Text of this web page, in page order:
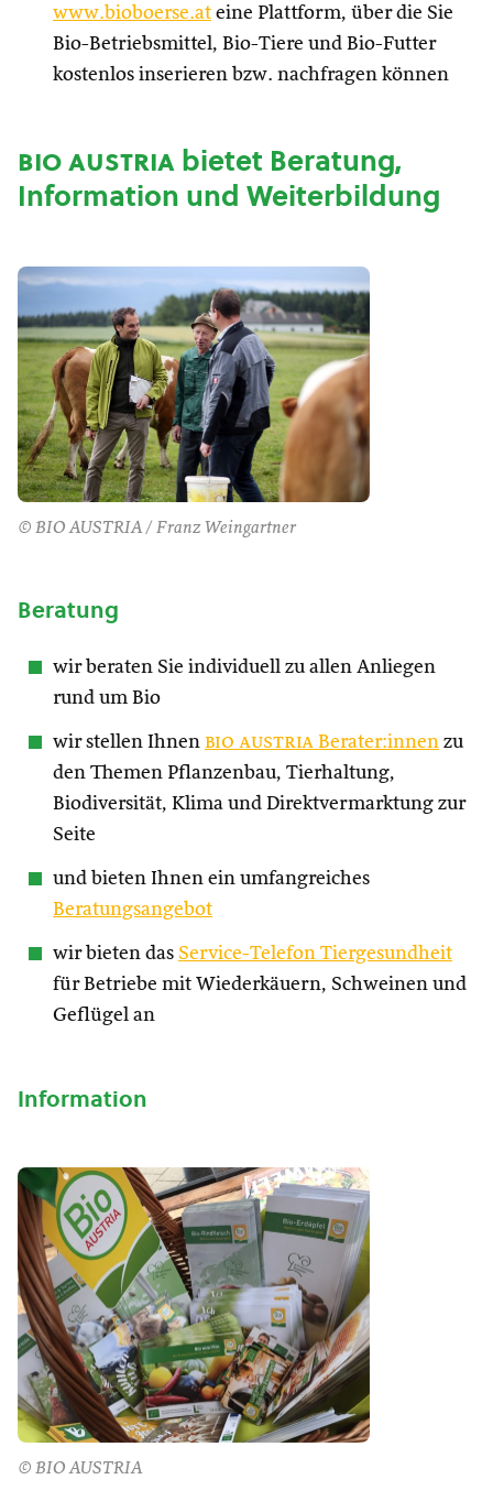
www.bioboerse.at eine Plattform, über die Sie
Bio-Betriebsmittel, Bio-Tiere und Bio-Futter
kostenlos inserieren bzw. nachfragen können
bio austriabietet Beratung,
Information und Weiterbildung
© BIO AUSTRIA / Franz Weingartner
Beratung
wir beraten Sie individuell zu allen Anliegen
rund um Bio
wir stellen Ihnen bio austria Berater:innen zu
den Themen Pflanzenbau, Tierhaltung,
Biodiversität, Klima und Direktvermarktung zur
Seite
und bieten Ihnen ein umfangreiches
Beratungsangebot
wir bieten das Service-Telefon Tiergesundheit
für Betriebe mit Wiederkäuern, Schweinen und
Geflügel an
Information
© BIO AUSTRIA